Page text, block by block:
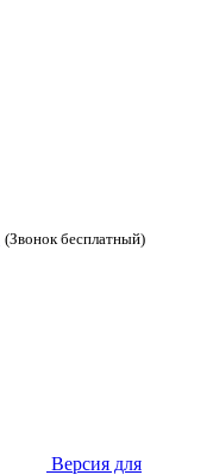
(Звонок бесплатный)
Версия для